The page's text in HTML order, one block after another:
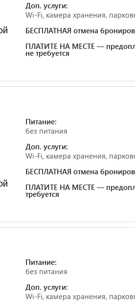
Доп. услуги:
Wi-Fi, камера хранения,
БЕСПЛАТНАЯ отмена
ПЛАТИТЕ НА МЕСТЕ —
не требуется
Питание:
без питания
Доп. услуги:
Wi-Fi, камера хранения,
БЕСПЛАТНАЯ отмена
ПЛАТИТЕ НА МЕСТЕ —
требуется
Питание:
без питания
Доп. услуги:
Wi-Fi, камера хранения,